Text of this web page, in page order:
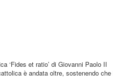
‘Fides et ratio’ di Giovanni Paolo II
è andata oltre, sostenendo che